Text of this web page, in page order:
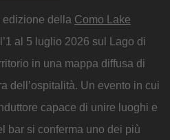
edizione della Como Lake
al 5 luglio 2026 sul Lago di
in una mappa diffusa di
dell’ospitalità. Un evento in cui
capace di unire luoghi e
bar si conferma uno dei più